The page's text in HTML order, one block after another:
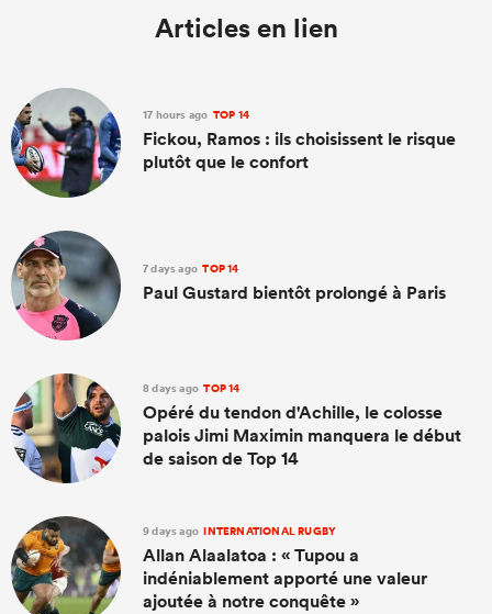
Articles en lien
17 hours ago TOP 14
Fickou, Ramos : ils choisissent le risque
plutôt que le confort
7 days ago TOP 14
Paul Gustard bientôt prolongé à Paris
8 days ago TOP 14
Opéré du tendon d'Achille, le colosse
palois Jimi Maximin manquera le début
de saison de Top 14
9 days ago INTERNATIONAL RUGBY
Allan Alaalatoa : « Tupou a
indéniablement apporté une valeur
ajoutée à notre conquête »